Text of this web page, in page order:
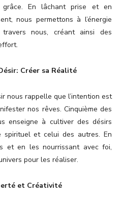
En lâchant prise et en
nous permettons à l’énergie
nous, créant ainsi des
Créer sa Réalité
nous rappelle que l’intention est
nos rêves. Cinquième des
enseigne à cultiver des désirs
spirituel et celui des autres. En
et en les nourrissant avec foi,
pour les réaliser.
et Créativité